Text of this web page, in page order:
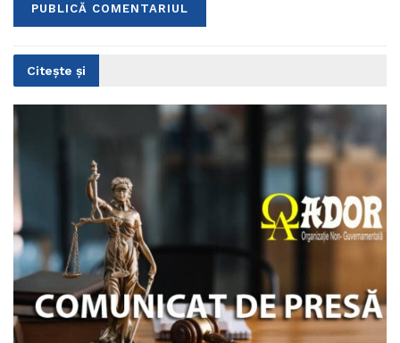
Citește și